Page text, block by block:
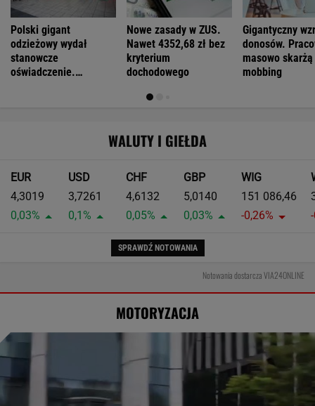
Polski gigant
odzieżowy wydał
stanowcze
oświadczenie.
Nowe zasady w ZUS.
Nawet 4352,68 zł bez
kryterium
dochodowego
Gigantyczny
donosów.
masowo
mobbing
WALUTY I GIEŁDA
EUR
4,3019
0,03%
USD
3,7261
0,1%
CHF
4,6132
0,05%
GBP
5,0140
0,03%
WIG
151 086,46
-0,26%
SPRAWDŹ NOTOWANIA
Notowania dostarcza VIA24ONLINE
MOTORYZACJA